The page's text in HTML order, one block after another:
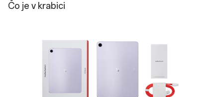
Čo je v krabici